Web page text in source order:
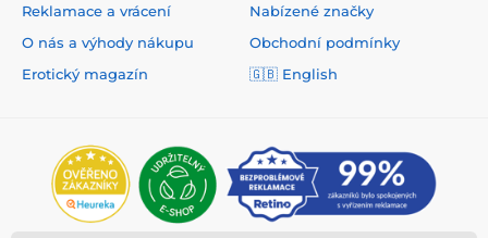
Reklamace a vrácení
O nás a výhody nákupu
Erotický magazín
Nabízené značky
Obchodní podmínky
🇬🇧 English